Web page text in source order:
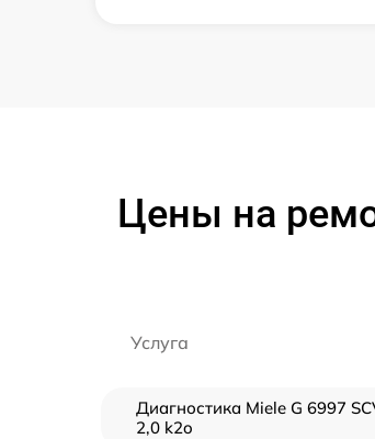
Цены на
Услуга
Диагностика Miele G 6997
2,0 k2o